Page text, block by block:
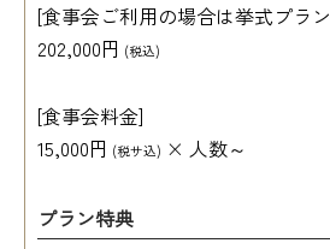
[食事会ご利用の場合は挙式プラ
202,000円 (税込)
[食事会料金]
15,000円 (税サ込) × 人数～
プラン特典